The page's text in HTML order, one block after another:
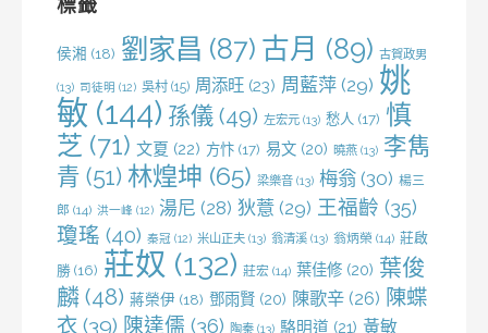
標籤
侯湘 (18) 劉家昌 (87) 古月 (89) 古賀政男
(13) 司徒明 (12) 吳村 (15) 周添旺 (23) 周藍萍 (29) 姚
敏 (144) 孫儀 (49) 左宏元 (13) 愁人 (17) 慎
芝 (71) 文夏 (22) 方忭 (17) 易文 (20) 曉燕 (13) 李雋
青 (51) 林煌坤 (65) 梁樂音 (13) 梅翁 (30) 楊三
郎 (14) 洪一峰 (12) 湯尼 (28) 狄薏 (29) 王福齡 (35)
瓊瑤 (40) 秦冠 (12) 米山正夫 (13) 翁清溪 (13) 翁炳榮 (14) 莊啟
勝 (16) 莊奴 (132) 莊宏 (14) 葉佳修 (20) 葉俊
麟 (48) 蔣榮伊 (18) 鄧雨賢 (20) 陳歌辛 (26) 陳蝶
衣 (39) 陳達儒 (36) 陶秦 (13) 駱明道 (21) 黃敏